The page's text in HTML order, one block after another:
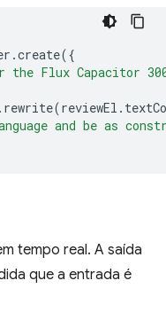
.create({
the Flux Capacitor
. rewrite(reviewEl .
and be as
tempo real. A saída
que a entrada é